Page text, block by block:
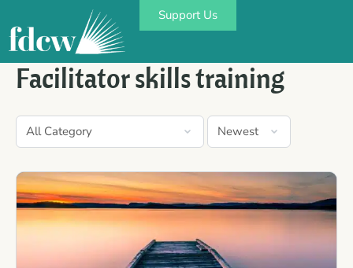
Support Us
Facilitator skills training